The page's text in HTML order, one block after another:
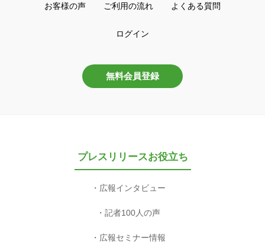
お客様の声 ご利用の流れ よくある質問
ログイン
無料会員登録
プレスリリースお役立ち
広報インタビュー
記者100人の声
広報セミナー情報